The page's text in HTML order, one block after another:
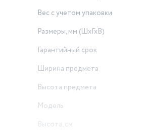
Вес с учетом упаковки
Размеры, мм (ШхГхВ)
Гарантийный срок
Ширина предмета
Высота предмета
Модель
Высота, см